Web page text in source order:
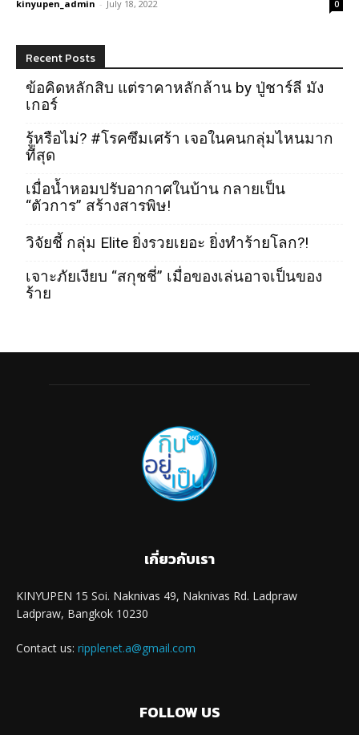
kinyupen_admin - July 18, 2022 0
Recent Posts
ข้อคิดหลักสิบ แต่ราคาหลักล้าน by ปู่ชาร์ลี มัง
เกอร์
รู้หรือไม่? #โรคซึมเศร้า เจอในคนกลุ่มไหนมาก
ที่สุด
เมื่อน้ำหอมปรับอากาศในบ้าน กลายเป็น
“ตัวการ” สร้างสารพิษ!
วิจัยชี้ กลุ่ม Elite ยิ่งรวยเยอะ ยิ่งทำร้ายโลก?!
เจาะภัยเงียบ “สกุชชี่” เมื่อของเล่นอาจเป็นของ
ร้าย
เกี่ยวกับเรา
KINYUPEN 15 Soi. Naknivas 49, Naknivas Rd. Ladpraw
Ladpraw, Bangkok 10230
Contact us: ripplenet.a@gmail.com
FOLLOW US